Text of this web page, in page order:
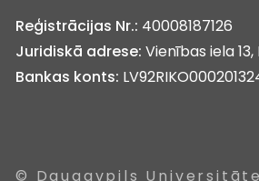
Reģistrācijas Nr.: 40008187126
Juridiskā adrese: Vienības iela 13,
Bankas konts:
© Daugavpils